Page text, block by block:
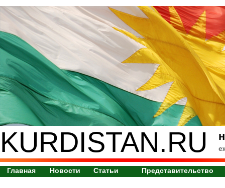
KURDISTAN.RU
Главная Новости Статьи Представительство